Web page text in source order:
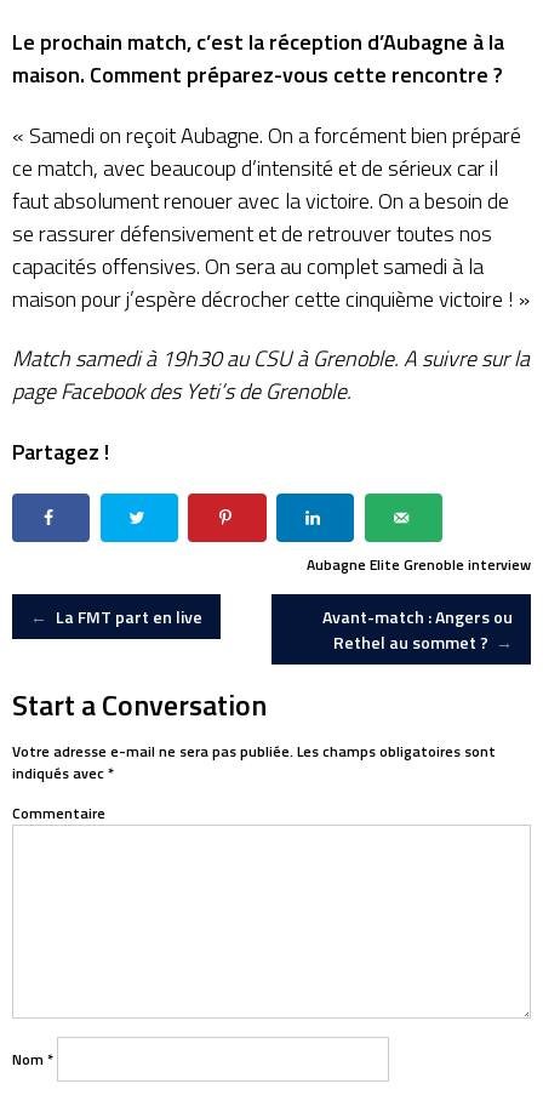
Le prochain match, c’est la réception d’Aubagne à la
maison. Comment préparez-vous cette rencontre ?
« Samedi on reçoit Aubagne. On a forcément bien préparé
ce match, avec beaucoup d’intensité et de sérieux car il
faut absolument renouer avec la victoire. On a besoin de
se rassurer défensivement et de retrouver toutes nos
capacités offensives. On sera au complet samedi à la
maison pour j’espère décrocher cette cinquième victoire ! »
Match samedi à 19h30 au CSU à Grenoble. A suivre surla
page Facebook des Yeti’s de Grenoble.
Partagez !
AubagneEliteGrenobleinterview
Post
navigation
← La FMT part en live
Avant-match : Angers ou
Rethel au sommet ? →
Start a Conversation
Votre adresse e-mail ne sera pas publiée. Les champs obligatoires sont
indiqués avec*
Commentaire
Nom *